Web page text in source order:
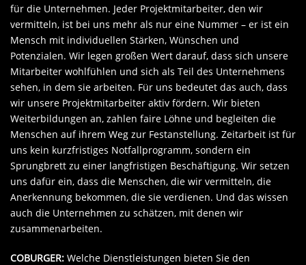
für die Unternehmen. Jeder Projektmitarbeiter, den wir
vermitteln, ist bei uns mehr als nur eine Nummer – er ist ein
Mensch mit individuellen Stärken, Wünschen und
Potenzialen. Wir legen großen Wert darauf, dass sich unsere
Mitarbeiter wohlfühlen und sich als Teil des Unternehmens
sehen, in dem sie arbeiten. Für uns bedeutet das auch, dass
wir unsere Projektmitarbeiter aktiv fördern. Wir bieten
Weiterbildungen an, zahlen faire Löhne und begleiten die
Menschen auf ihrem Weg zur Festanstellung. Zeitarbeit ist für
uns kein kurzfristiges Notfallprogramm, sondern ein
Sprungbrett zu einer langfristigen Beschäftigung. Wir setzen
uns dafür ein, dass die Menschen, die wir vermitteln, die
Anerkennung bekommen, die sie verdienen. Und das wissen
auch die Unternehmen zu schätzen, mit denen wir
zusammenarbeiten.
COBURGER: Welche Dienstleistungen bieten Sie den